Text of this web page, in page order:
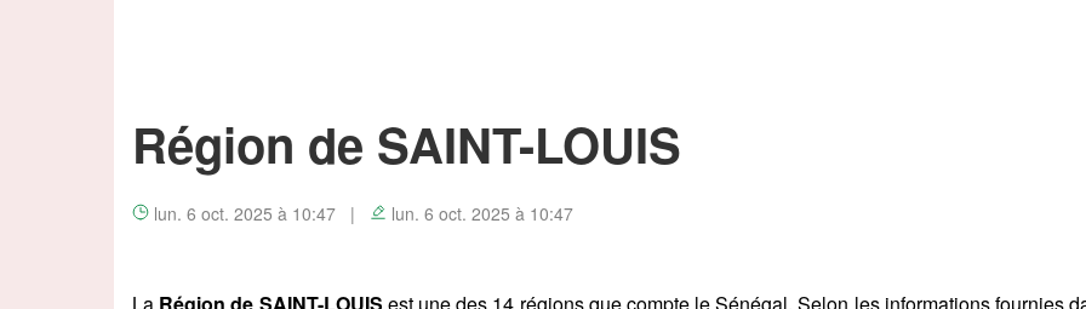
Région de SAINT-LOUIS
lun. 6 oct. 2025 à 10:47 | lun. 6 oct. 2025 à 10:47